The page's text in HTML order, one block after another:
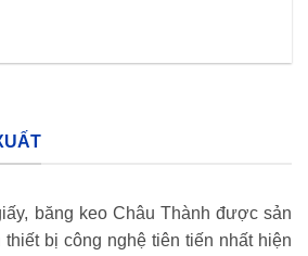
băng keo Châu Thành được sản
thiết bị công nghệ tiên tiến nhất hiện